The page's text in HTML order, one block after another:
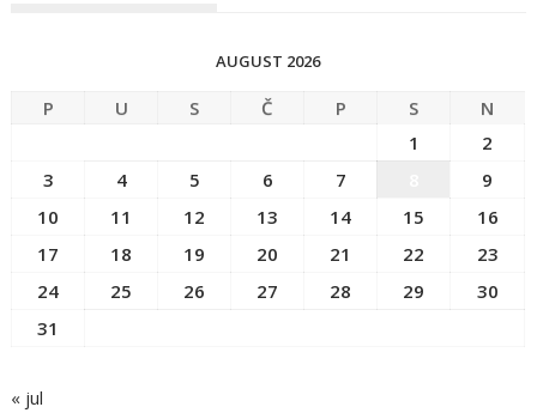
AUGUST 2026
P U S Č P S
N
1
2
3
4 5 6 7
9
10
11 12 13 14 15
16
17
18 19 20 21 22
23
24
25 26 27 28 29
30
31
« jul